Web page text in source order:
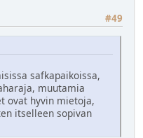
#49
safkapaikoissa,
muutamia
ovat hyvin mietoja,
itselleen sopivan